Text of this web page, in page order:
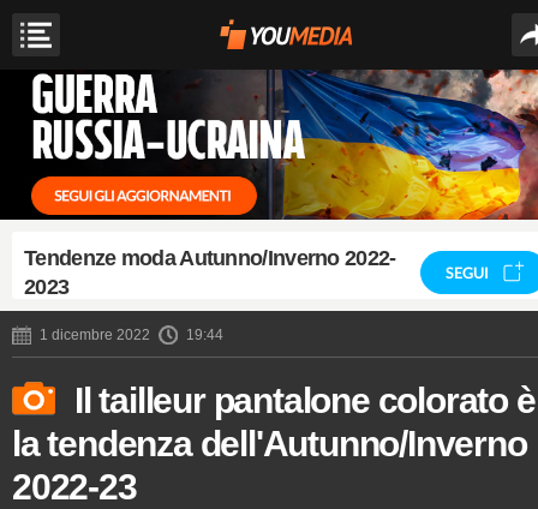
Tendenze moda Autunno/Inverno 2022-
2023
SEGUI
1 dicembre 2022 19:44
Il tailleur pantalone colorato è
la tendenza dell'Autunno/Inverno
2022-23